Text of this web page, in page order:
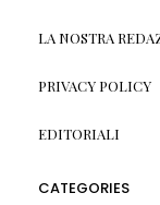
LA NOSTRA
PRIVACY POLICY
EDITORIALI
CATEGORIES